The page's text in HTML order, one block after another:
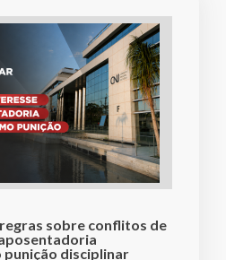
sobre conflitos de
disciplinar